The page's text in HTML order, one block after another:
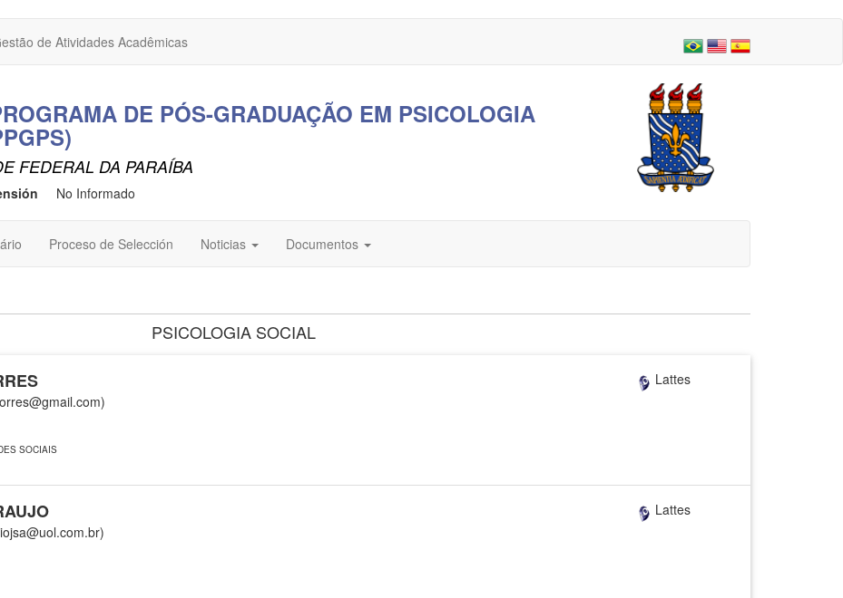
de Atividades Acadêmicas
DE PÓS-GRADUAÇÃO EM PSICOLOGIA
FEDERAL DA PARAÍBA
No Informado
Proceso de Selección Noticias Documentos
PSICOLOGIA SOCIAL
SOCIAIS
Lattes
Lattes